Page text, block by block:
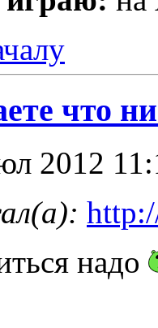
что
2012
надо